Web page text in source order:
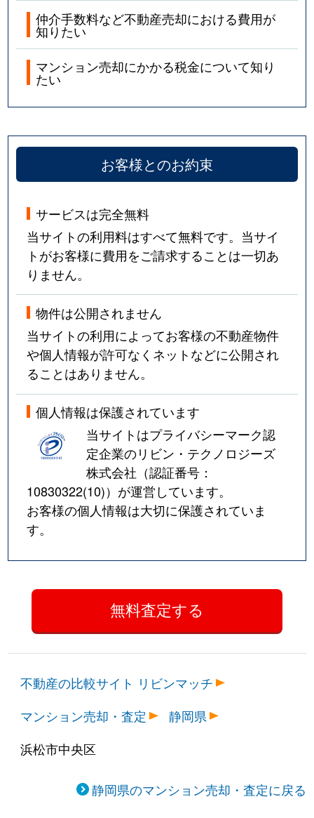
仲介手数料など不動産売却における費用が
知りたい
マンション売却にかかる税金について知り
たい
お客様とのお約束
サービスは完全無料
当サイトの利用料はすべて無料です。当サイ
トがお客様に費用をご請求することは一切あ
りません。
物件は公開されません
当サイトの利用によってお客様の不動産物件
や個人情報が許可なくネットなどに公開され
ることはありません。
個人情報は保護されています
当サイトはプライバシーマーク認
定企業のリビン・テクノロジーズ
株式会社（認証番号：
10830322(10)）が運営しています。
お客様の個人情報は大切に保護されていま
す。
不動産の比較サイト リビンマッチ
マンション売却・査定
静岡県
浜松市中央区
静岡県のマンション売却・査定に戻る